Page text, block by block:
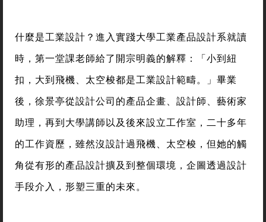
什麼是工業設計？進入實踐大學工業產品設計系就讀
時，第一堂課老師給了開宗明義的解釋：「小到紐
扣，大到飛機、太空梭都是工業設計範疇。」畢業
後，徐景亭從設計公司的產品企畫、設計師、藝術家
助理，再到大學講師以及後來設立工作室，二十多年
的工作資歷，雖然沒設計過飛機、太空梭，但她的觸
角從有形的產品設計擴及到整個環境，企圖透過設計
手段介入，形塑三重的未來。